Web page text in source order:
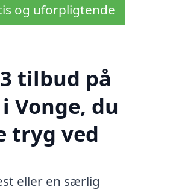
og uforpligtende
tilbud på
Vonge, du
tryg ved
eller en særlig